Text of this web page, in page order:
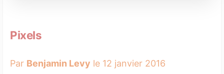
Pixels
Par Benjamin Levy le 12 janvier 2016